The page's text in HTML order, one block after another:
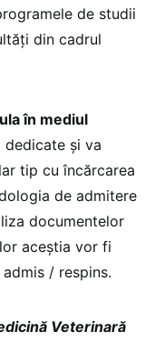
de studii
din cadrul
în mediul
și va
tip cu încărcarea
de admitere
documentelor
aceștia vor fi
/ respins.
Veterinară